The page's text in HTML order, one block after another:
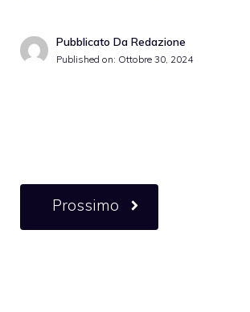
Pubblicato Da Redazione
Published on: Ottobre 30, 2024
Prossimo